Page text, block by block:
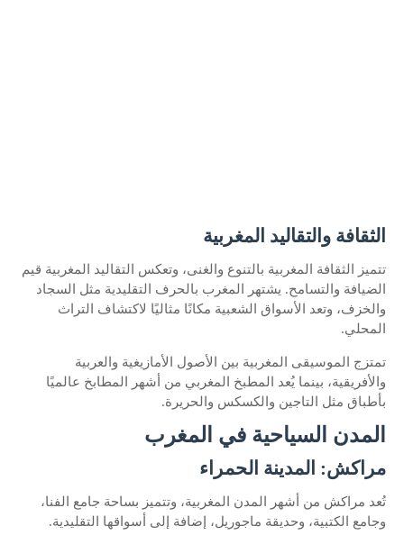
الثقافة والتقاليد المغربية
تتميز الثقافة المغربية بالتنوع والغنى، وتعكس التقاليد المغربية قيم
الضيافة والتسامح. يشتهر المغرب بالحرف التقليدية مثل السجاد
والخزف، وتعد الأسواق الشعبية مكانًا مثاليًا لاكتشاف التراث
المحلي.
تمتزج الموسيقى المغربية بين الأصول الأمازيغية والعربية
والأفريقية، بينما يُعد المطبخ المغربي من أشهر المطابخ عالميًا
بأطباق مثل التاجين والكسكس والحريرة.
المدن السياحية في المغرب
مراكش: المدينة الحمراء
تُعد مراكش من أشهر المدن المغربية، وتتميز بساحة جامع الفنا،
وجامع الكتبية، وحديقة ماجوريل، إضافة إلى أسواقها التقليدية.